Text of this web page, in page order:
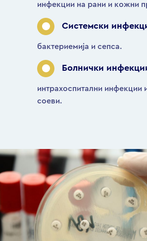
инфекции на рани и кожни
Системски
бактериемија и сепса.
Болнички
интрахоспитални инфекции
соеви.